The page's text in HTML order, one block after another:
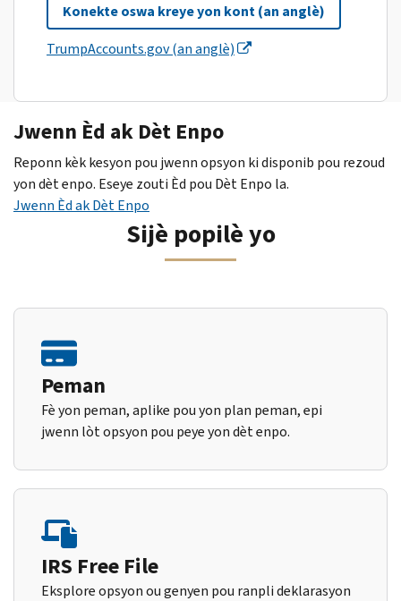
Konekte oswa kreye yon kont (an anglè)
TrumpAccounts.gov (an anglè)
Jwenn Èd ak Dèt Enpo
Reponn kèk kesyon pou jwenn opsyon ki disponib pou rezoud
yon dèt enpo. Eseye zouti Èd pou Dèt Enpo la.
Jwenn Èd ak Dèt Enpo
Sijè popilè yo
Peman
Fè yon peman, aplike pou yon plan peman, epi
jwenn lòt opsyon pou peye yon dèt enpo.
IRS Free File
Eksplore opsyon ou genyen pou ranpli deklarasyon